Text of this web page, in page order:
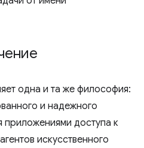
одна и та же философия:
и надежного
приложениями доступа к
искусственного